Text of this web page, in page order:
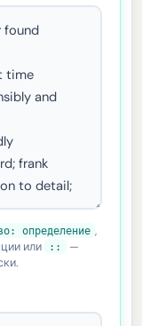
определение ,
или ::
—